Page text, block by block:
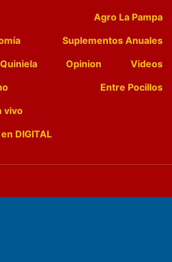
Agro La Pampa
Suplementos Anuales
Quiniela Opinion
Videos
Entre Pocillos
vivo
DIGITAL